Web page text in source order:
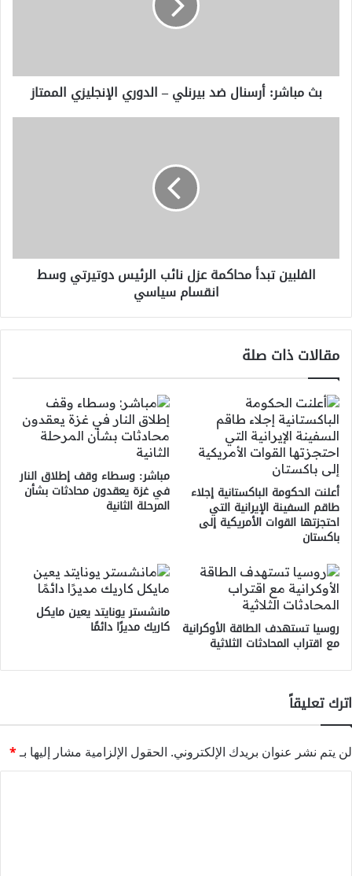
الممتاز
بث مباشر: أرسنال ضد بيرنلي – الدوري الإنجليزي الممتاز
انقسام
سياسيالفلبين تبدأ محاكمة عزل نائب الرئيس دوتيرتي وسط
انقسام سياسي
مقالات ذات صلة
أعلنت الحكومة الباكستانية إجلاء
طاقم السفينة الإيرانية التي
احتجزتها القوات الأمريكية إلى
باكستان
مباشر: وسطاء وقف إطلاق النار
في غزة يعقدون محادثات بشأن
المرحلة الثانية
روسيا تستهدف الطاقة الأوكرانية
مع اقتراب المحادثات الثلاثية
مانشستر يونايتد يعين مايكل
كاريك مديرًا دائمًا
اترك تعليقاً
لن يتم نشر عنوان بريدك الإلكتروني. الحقول الإلزامية مشار إليها بـ*